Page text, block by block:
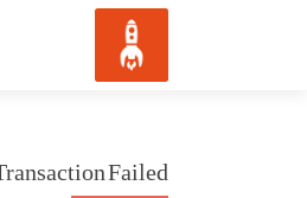
Failed